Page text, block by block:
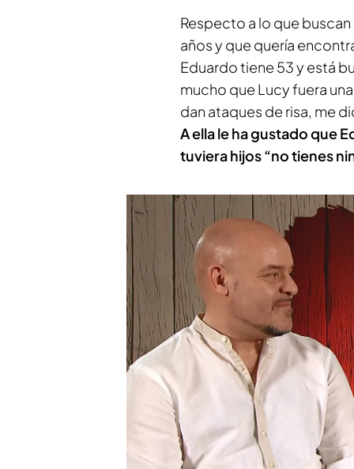
Respecto a lo que
años y que quería
Eduardo tiene 53 y está
mucho que Lucy fuera
dan ataques de risa, me
A ella le ha gustado que
tuviera hijos “no tienes